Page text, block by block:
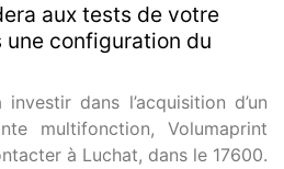
aux tests de votre
configuration du
dans l’acquisition d’un
multifonction, Volumaprint
à Luchat, dans le 17600.